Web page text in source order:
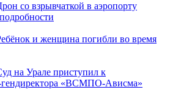
со взрывчаткой в аэропорту
и женщина погибли во время
на Урале приступил к
гендиректора «ВСМПО-Ависма»